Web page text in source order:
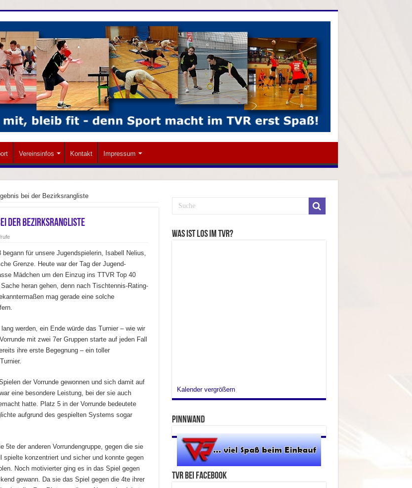
Vereinsinfos Kontakt Impressum
bei der Bezirksrangliste
der Bezirksrangliste
für unsere Jugendspielerin, Isabell Nelius,
Grenze. Heute war der Tag der Jugend-
Mädchen um den Einzug ins TTVR Top 40
heran gehen, denn nach Tischtennis-Rating-
mag gerade eine solche
werden, ein Ende würde das Turnier – wie wir
mit zwei 7er Gruppen starte auf jeden Fall
ihre erste Begegnung – ein toller
der Vorrunde gewonnen und sich damit auf
eine besondere Leistung, bei der sie auch
hatte. Platz 5 in der Vorrunde bedeutete
aufgrund des gespielten Systems sogar
der anderen Vorrundengruppe, gegen die sie
spielte konzentriert und sicher und konnte gegen
Noch motivierter ging es in das Spiel gegen
gewann. Da sie das Spiel gegen die 4te ihrer
Was ist los im TVR?
Kalender vergrößern
Pinnwand
TVR bei facebook